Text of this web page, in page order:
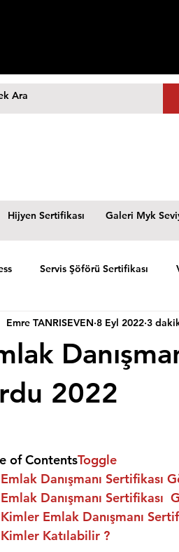
Hijyen Sertifikası Galeri Myk
Servis Şöförü Sertifikası
2022
Emre TANRISEVEN 8 Eyl 2022 3
of ContentsToggle
Emlak Danışmanı Sertifikası
Emlak Danışmanı Sertifikası
Kimler Emlak Danışmanı
Kimler Katılabilir ?